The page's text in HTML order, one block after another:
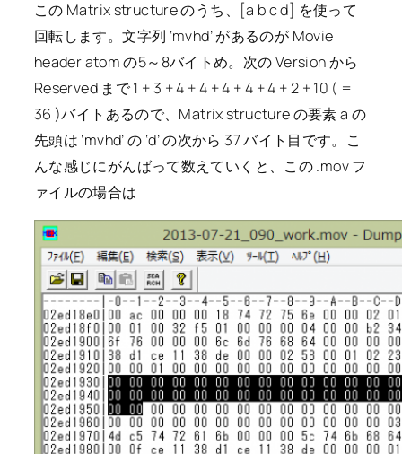
この Matrix structure のうち、[a b c d] を使って
回転します。文字列 ‘mvhd’ があるのが Movie
header atom の5～8バイトめ。次の Version から
Reserved まで 1 + 3 + 4 + 4 + 4 + 4 + 4 + 2 + 10 ( =
36 )バイトあるので、Matrix structure の要素 a の
先頭は ‘mvhd’ の ‘d’ の次から 37 バイト目です。こ
んな感じにがんばって数えていくと、この .mov フ
ァイルの場合は